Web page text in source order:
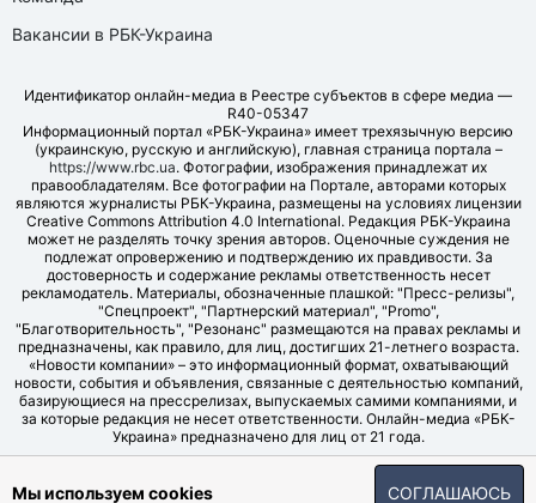
Вакансии в РБК-Украина
Идентификатор онлайн-медиа в Реестре субъектов в сфере медиа —
R40-05347
Информационный портал «РБК-Украина» имеет трехязычную версию
(украинскую, русскую и английскую), главная страница портала –
https://www.rbc.ua. Фотографии, изображения принадлежат их
правообладателям. Все фотографии на Портале, авторами которых
являются журналисты РБК-Украина, размещены на условиях лицензии
Creative Commons Attribution 4.0 International. Редакция РБК-Украина
может не разделять точку зрения авторов. Оценочные суждения не
подлежат опровержению и подтверждению их правдивости. За
достоверность и содержание рекламы ответственность несет
рекламодатель. Материалы, обозначенные плашкой: "Пресс-релизы",
"Спецпроект", "Партнерский материал", "Promo",
"Благотворительность", "Резонанс" размещаются на правах рекламы и
предназначены, как правило, для лиц, достигших 21-летнего возраста.
«Новости компании» – это информационный формат, охватывающий
новости, события и объявления, связанные с деятельностью компаний,
базирующиеся на прессрелизах, выпускаемых самими компаниями, и
за которые редакция не несет ответственности. Онлайн-медиа «РБК-
Украина» предназначено для лиц от 21 года.
© LLC "UBT MEDIA", 2006-2026.
Мы используем cookies СОГЛАШАЮСЬ